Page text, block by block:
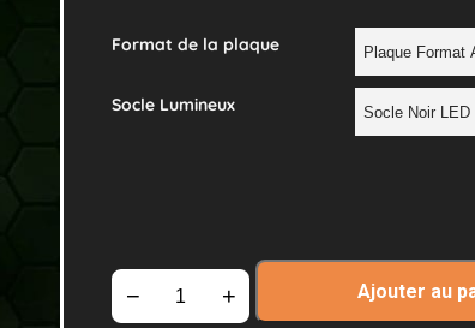
Format de la plaque
Socle Lumineux
− + Ajouter au